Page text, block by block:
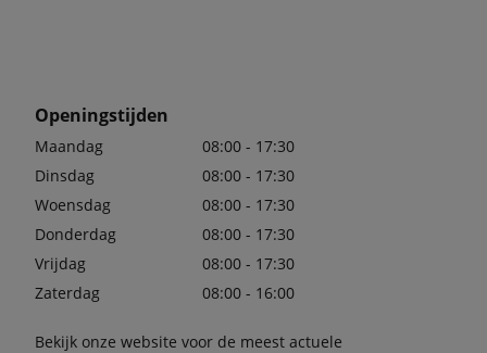
Openingstijden
Maandag
08:00 - 17:30
Dinsdag
08:00 - 17:30
Woensdag
08:00 - 17:30
Donderdag
08:00 - 17:30
Vrijdag
08:00 - 17:30
Zaterdag
08:00 - 16:00
Bekijk onze website voor de meest actuele